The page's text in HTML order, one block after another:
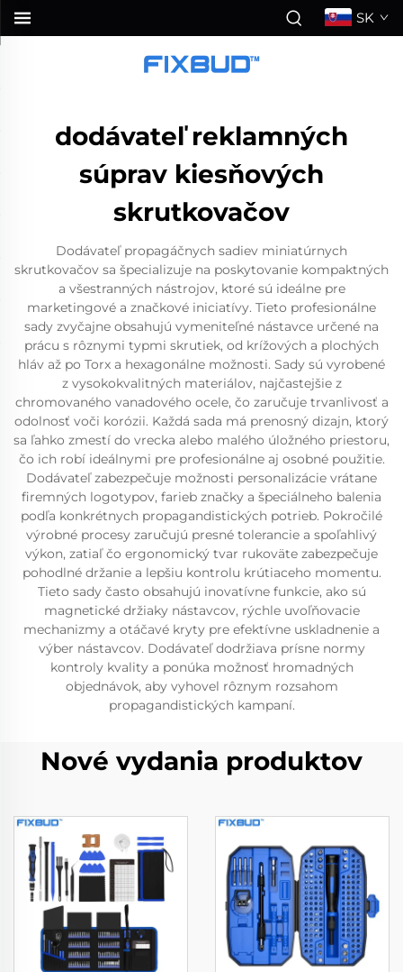
SK
dodávateľ reklamných
súprav kiesňových
skrutkovačov
Dodávateľ propagáčnych sadiev miniatúrnych
skrutkovačov sa špecializuje na poskytovanie kompaktných
a všestranných nástrojov, ktoré sú ideálne pre
marketingové a značkové iniciatívy. Tieto profesionálne
sady zvyčajne obsahujú vymeniteľné nástavce určené na
prácu s rôznymi typmi skrutiek, od krížových a plochých
hláv až po Torx a hexagonálne možnosti. Sady sú vyrobené
z vysokokvalitných materiálov, najčastejšie z
chromovaného vanadového ocele, čo zaručuje trvanlivosť a
odolnosť voči korózii. Každá sada má prenosný dizajn, ktorý
sa ľahko zmestí do vrecka alebo malého úložného priestoru,
čo ich robí ideálnymi pre profesionálne aj osobné použitie.
Dodávateľ zabezpečuje možnosti personalizácie vrátane
firemných logotypov, farieb značky a špeciálneho balenia
podľa konkrétnych propagandistických potrieb. Pokročilé
výrobné procesy zaručujú presné tolerancie a spoľahlivý
výkon, zatiaľ čo ergonomický tvar rukoväte zabezpečuje
pohodlné držanie a lepšiu kontrolu krútiaceho momentu.
Tieto sady často obsahujú inovatívne funkcie, ako sú
magnetické držiaky nástavcov, rýchle uvoľňovacie
mechanizmy a otáčavé kryty pre efektívne uskladnenie a
výber nástavcov. Dodávateľ dodržiava prísne normy
kontroly kvality a ponúka možnosť hromadných
objednávok, aby vyhovel rôznym rozsahom
propagandistických kampaní.
Nové vydania produktov